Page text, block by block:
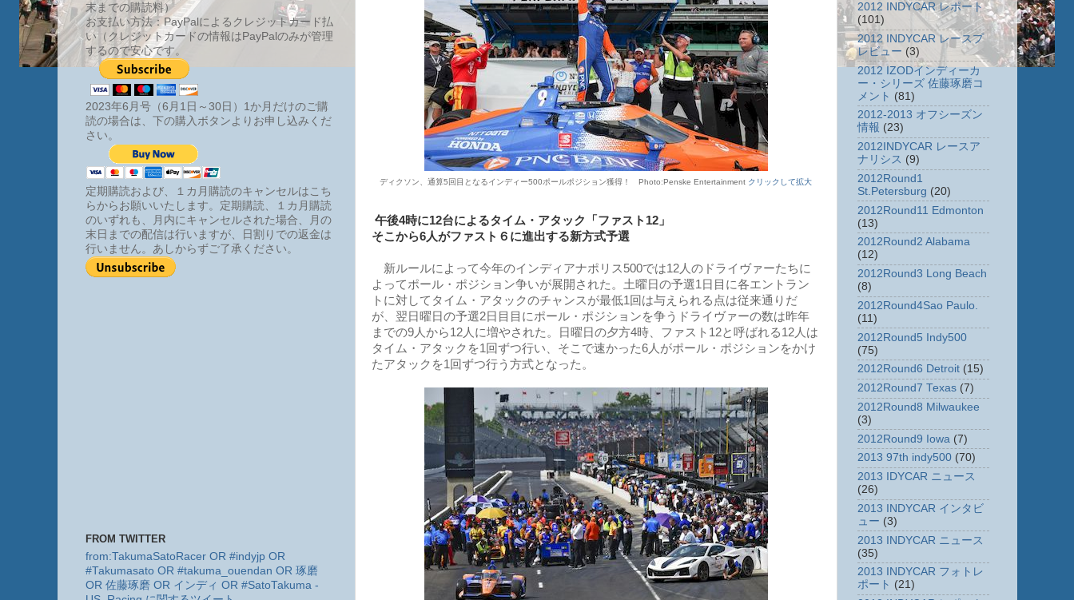
ディクソン、通算5回目となるインディー500ポールポジション獲得！ Photo:Penske Entertainment クリックして拡大
午後4時に12台によるタイム・アタック「ファスト12」
そこから6人がファスト６に進出する新方式予選
新ルールによって今年のインディアナポリス500では12人のドライヴァーたちに
よってポール・ポジション争いが展開された。土曜日の予選1日目に各エントラン
トに対してタイム・アタックのチャンスが最低1回は与えられる点は従来通りだ
が、翌日曜日の予選2日目目にポール・ポジションを争うドライヴァーの数は昨年
までの9人から12人に増やされた。日曜日の夕方4時、ファスト12と呼ばれる12人は
タイム・アタックを1回ずつ行い、そこで速かった6人がポール・ポジションをかけ
たアタックを1回ずつ行う方式となった。
末までの購読料）
お支払い方法：PayPalによるクレジットカード払
い（クレジットカードの情報はPayPalのみが管理
するので安心です。
2023年6月号（6月1日～30日）1か月だけのご購
読の場合は、下の購入ボタンよりお申し込みくだ
さい。
定期購読および、１カ月購読のキャンセルはこち
らからお願いいたします。定期購読、１カ月購読
のいずれも、月内にキャンセルされた場合、月の
末日までの配信は行いますが、日割りでの返金は
行いません。あしからずご了承ください。
FROM TWITTER
from:TakumaSatoRacer OR #indyjp OR
#Takumasato OR #takuma_ouendan OR 琢磨
OR 佐藤琢磨 OR インディ OR #SatoTakuma -
2012 INDYCAR レポート
(101)
2012 INDYCAR レースプ
レビュー (3)
2012 IZODインディーカ
ー・シリーズ 佐藤琢磨コ
メント (81)
2012-2013 オフシーズン
情報 (23)
2012INDYCAR レースア
ナリシス (9)
2012Round1
St.Petersburg (20)
2012Round11 Edmonton
(13)
2012Round2 Alabama
(12)
2012Round3 Long Beach
(8)
2012Round4Sao Paulo.
(11)
2012Round5 Indy500
(75)
2012Round6 Detroit (15)
2012Round7 Texas (7)
2012Round8 Milwaukee
(3)
2012Round9 Iowa (7)
2013 97th indy500 (70)
2013 IDYCAR ニュース
(26)
2013 INDYCAR インタビ
ュー (3)
2013 INDYCAR ニュース
(35)
2013 INDYCAR フォトレ
ポート (21)